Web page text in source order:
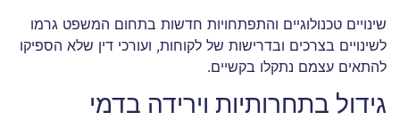
שינויים טכנולוגיים והתפתחויות חדשות בתחום המשפט גרמו
לשינויים בצרכים ובדרישות של לקוחות, ועורכי דין שלא הספיקו
להתאים עצמם נתקלו בקשיים.
גידול בתחרותיות וירידה בדמי